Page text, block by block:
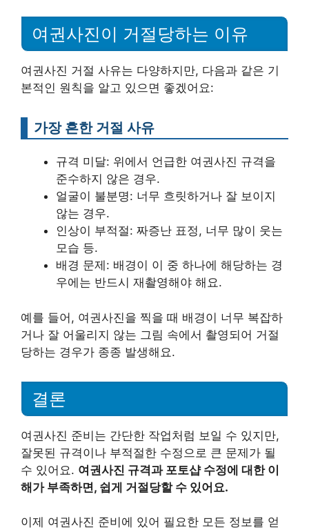
여권사진이 거절당하는 이유
여권사진 거절 사유는 다양하지만, 다음과 같은 기
본적인 원칙을 알고 있으면 좋겠어요:
가장 흔한 거절 사유
규격 미달: 위에서 언급한 여권사진 규격을
준수하지 않은 경우.
얼굴이 불분명: 너무 흐릿하거나 잘 보이지
않는 경우.
인상이 부적절: 짜증난 표정, 너무 많이 웃는
모습 등.
배경 문제: 배경이 이 중 하나에 해당하는 경
우에는 반드시 재촬영해야 해요.
예를 들어, 여권사진을 찍을 때 배경이 너무 복잡하
거나 잘 어울리지 않는 그림 속에서 촬영되어 거절
당하는 경우가 종종 발생해요.
결론
여권사진 준비는 간단한 작업처럼 보일 수 있지만,
잘못된 규격이나 부적절한 수정으로 큰 문제가 될
수 있어요. 여권사진 규격과 포토샵 수정에 대한 이
해가 부족하면, 쉽게 거절당할 수 있어요.
이제 여권사진 준비에 있어 필요한 모든 정보를 얻